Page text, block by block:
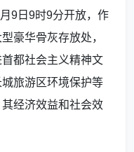
9日9时9分开放，作
豪华骨灰存放处，
都社会主义精神文
旅游区环境保护等
经济效益和社会效